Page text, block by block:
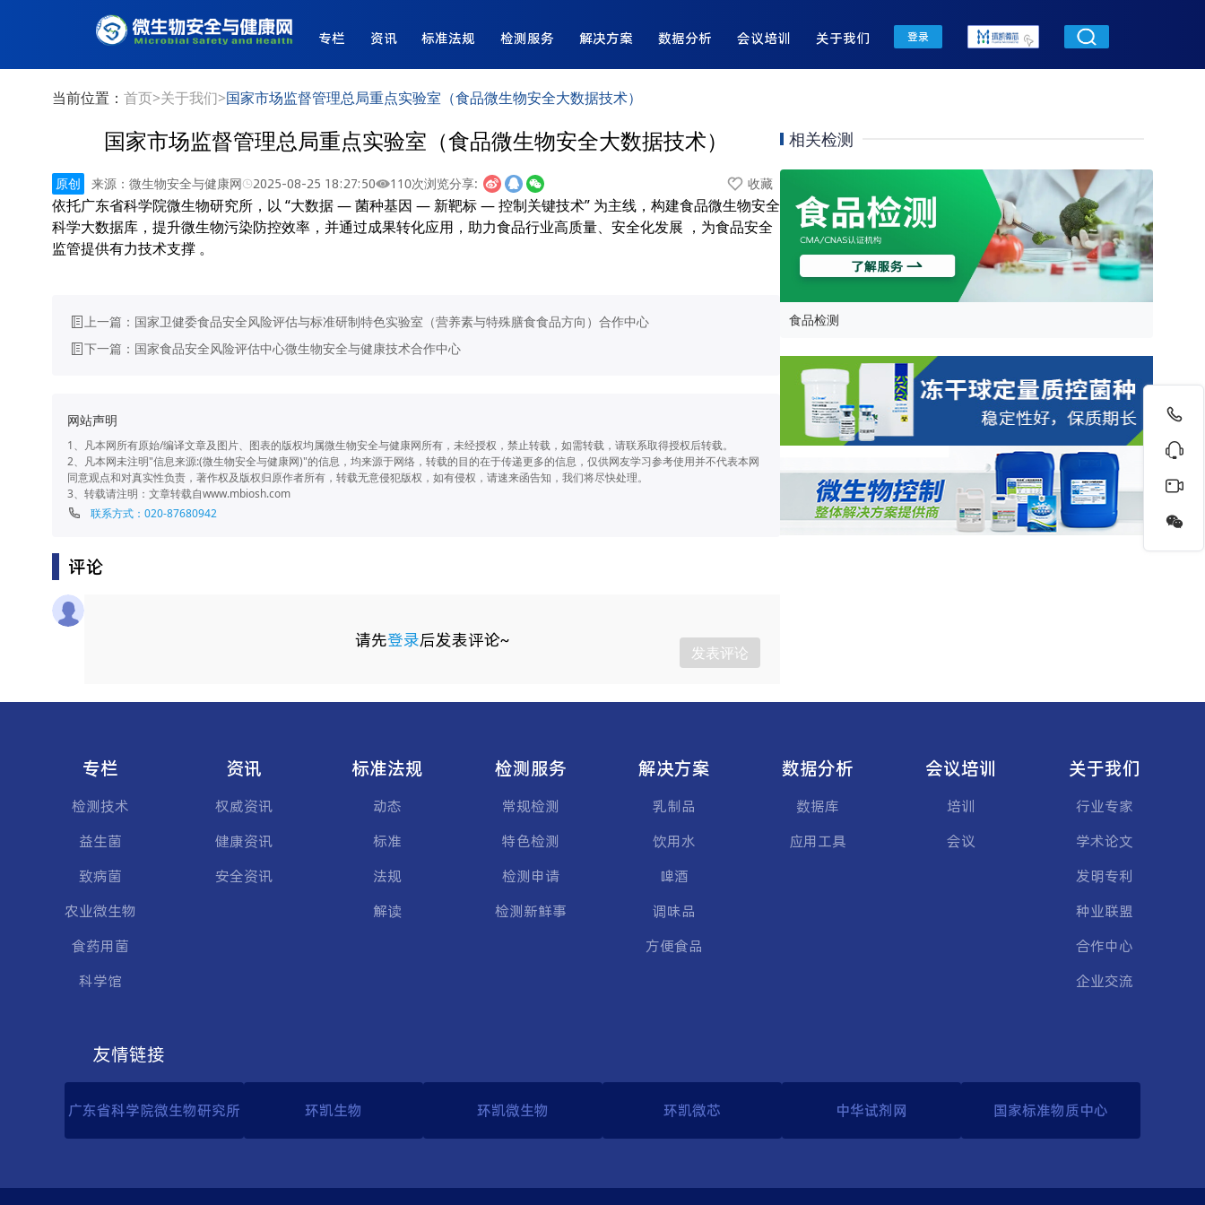
专栏 资讯 标准法规 检测服务 解决方案 数据分析 会议培训 关于我们 登录
当前位置： 首页>关于我们>国家市场监督管理总局重点实验室（食品微生物安全大数据技术）
国家市场监督管理总局重点实验室（食品微生物安全大数据技术）
原创 来源：微生物安全与健康网 2025-08-25 18:27:50 110次浏览分享: 收藏
依托广东省科学院微生物研究所，以 “大数据 — 菌种基因 — 新靶标 — 控制关键技术” 为主线，构建食品微生物安全
科学大数据库，提升微生物污染防控效率，并通过成果转化应用，助力食品行业高质量、安全化发展 ，为食品安全
监管提供有力技术支撑 。
上一篇： 国家卫健委食品安全风险评估与标准研制特色实验室（营养素与特殊膳食食品方向）合作中心
下一篇： 国家食品安全风险评估中心微生物安全与健康技术合作中心
网站声明
1、凡本网所有原始/编译文章及图片、图表的版权均属微生物安全与健康网所有，未经授权，禁止转载，如需转载，请联系取得授权后转载。
2、凡本网未注明"信息来源:(微生物安全与健康网)"的信息，均来源于网络，转载的目的在于传递更多的信息，仅供网友学习参考使用并不代表本网
同意观点和对真实性负责，著作权及版权归原作者所有，转载无意侵犯版权，如有侵权，请速来函告知，我们将尽快处理。
3、转载请注明：文章转载自www.mbiosh.com
联系方式：020-87680942
评论
请先登录后发表评论~
发表评论
相关检测
食品检测
专栏
检测技术
益生菌
致病菌
农业微生物
食药用菌
科学馆
资讯
权威资讯
健康资讯
安全资讯
标准法规
动态
标准
法规
解读
检测服务
常规检测
特色检测
检测申请
检测新鲜事
解决方案
乳制品
饮用水
啤酒
调味品
方便食品
数据分析
数据库
应用工具
会议培训
培训
会议
关于我们
行业专家
学术论文
发明专利
种业联盟
合作中心
企业交流
友情链接
广东省科学院微生物研究所 环凯生物 环凯微生物 环凯微芯 中华试剂网 国家标准物质中心